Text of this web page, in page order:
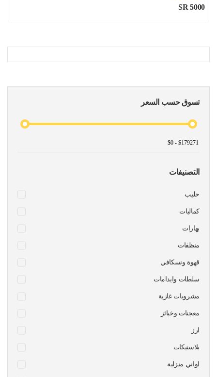
تسوق حسب السعر
التصنيفات
حليب
كماليات
بهارات
منظفات
قهوة ونسكافي
سلطات وايدامات
مشروبات غازية
معجنات وخبائز
ارز
بلاستيكات
اواني منزلية
SR 5000